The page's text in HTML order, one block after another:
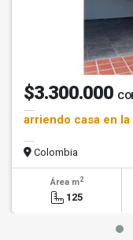
$3.300.000
arriendo casa en
Colombia
Área m2
125